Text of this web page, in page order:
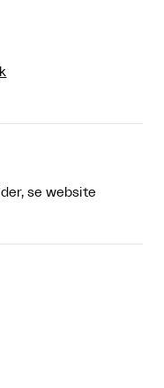
se website